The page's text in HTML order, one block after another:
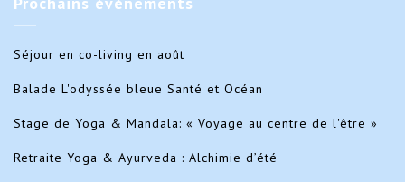
Séjour en co-living en août
Balade L'odyssée bleue Santé et Océan
Stage de Yoga & Mandala: « Voyage au centre de l'être »
Retraite Yoga & Ayurveda : Alchimie d’été